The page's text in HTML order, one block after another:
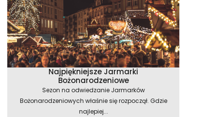
Najpiękniejsze Jarmarki
Bożonarodzeniowe
Sezon na odwiedzanie Jarmarków
Bożonarodzeniowych właśnie się rozpoczął. Gdzie
najlepiej...